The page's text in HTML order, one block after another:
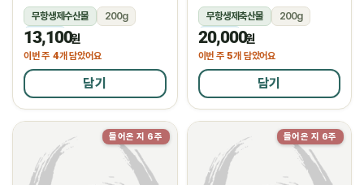
무항생제수산물
200g
냉장
13,100원
이번 주 4개 담았어요
담기
무항생제축산물
200g
냉장
20,000원
이번 주 5개 담았어요
담기
들어온 지 6주 들어온 지 6주